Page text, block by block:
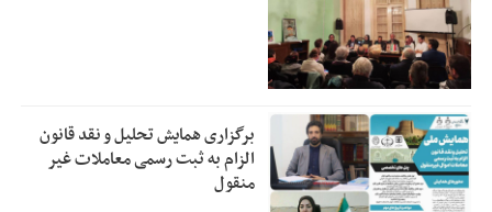
برگزاری همایش تحلیل و نقد قانون
الزام به ثبت رسمی معاملات غیر
منقول